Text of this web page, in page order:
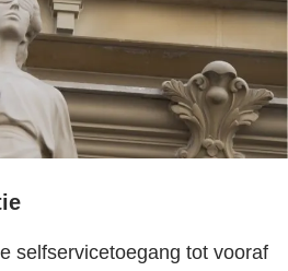
selfservicetoegang tot vooraf